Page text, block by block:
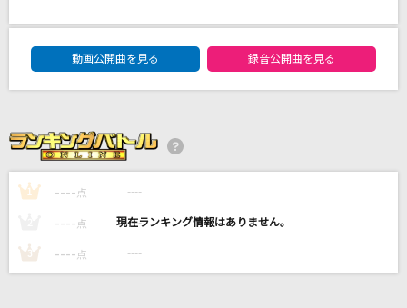
[生音]ロックンロール・ウィドウ
松浦亜弥
好きすぎて滅！
[生音]水平線
DAM★ともボーカルエントリーランキング
動画公開曲を見る
録音公開曲を見る
1 ---- 点 ----
---- 点 ----
3 ---- 点 ----